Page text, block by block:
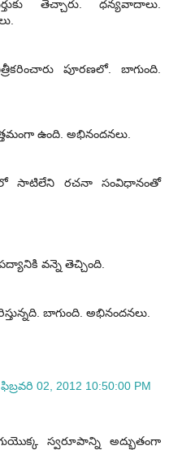
తెచ్చారు. ధన్యవాదాలు.
పూరణలో. బాగుంది.
ఉంది. అభినందనలు.
సాటిలేని రచనా సంవిధానంతో
వన్నె తెచ్చింది.
బాగుంది. అభినందనలు.
02, 2012 10:50:00 PM
స్వరూపాన్ని అద్భుతంగా